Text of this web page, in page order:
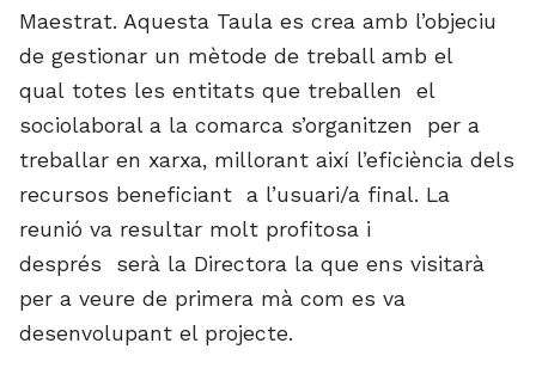
Maestrat. Aquesta Taula es crea amb l’objeciu
de gestionar un mètode de treball amb el
qual totes les entitats que treballen el
sociolaboral a la comarca s’organitzen per a
treballar en xarxa, millorant així l’eficiència dels
recursos beneficiant a l’usuari/a final. La
reunió va resultar molt profitosa i
després serà la Directora la que ens visitarà
per a veure de primera mà com es va
desenvolupant el projecte.